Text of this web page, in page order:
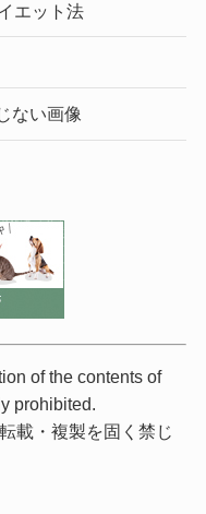
エット法
ない画像
of the contents of
prohibited.
載・複製を固く禁じ